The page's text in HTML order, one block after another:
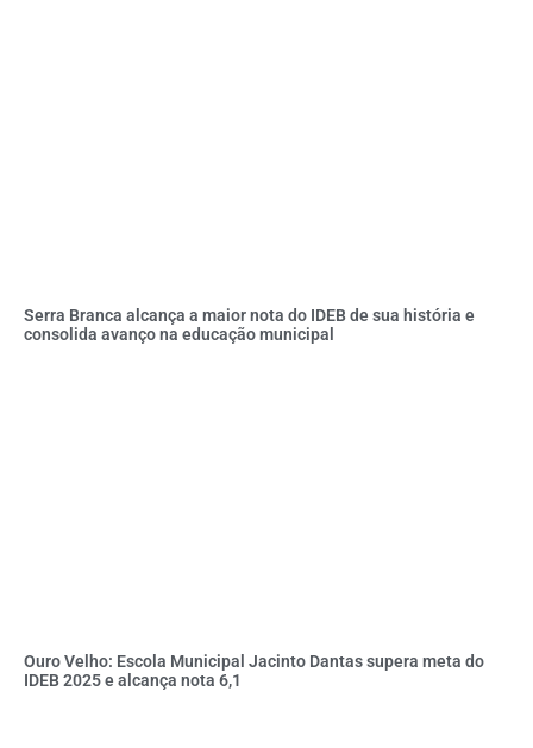
Serra Branca alcança a maior nota do IDEB de sua história e
consolida avanço na educação municipal
Ouro Velho: Escola Municipal Jacinto Dantas supera meta do
IDEB 2025 e alcança nota 6,1